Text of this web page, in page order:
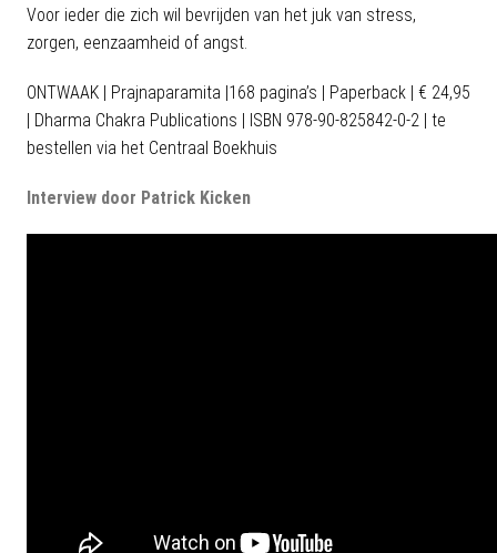
Voor ieder die zich wil bevrijden van het juk van stress,
zorgen, eenzaamheid of angst.
ONTWAAK | Prajnaparamita |168 pagina’s | Paperback | € 24,95
| Dharma Chakra Publications | ISBN 978-90-825842-0-2 | te
bestellen via het Centraal Boekhuis
Interview door Patrick Kicken